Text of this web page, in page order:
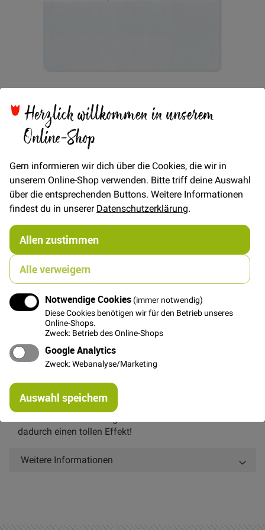
Herzlich willkommen in unserem
Online-Shop
Gern informieren wir dich über die Cookies, die wir in
unserem Online-Shop verwenden. Bitte triff deine Auswahl
über die entsprechenden Buttons. Weitere Informationen
findest du in unsererDatenschutzerklärung.
Allen zustimmen
Alle verweigern
Notwendige Cookies (immer notwendig)
Diese Cookies benötigen wir für den Betrieb unseres
Online-Shops.
Zweck: Betrieb des Online-Shops
Google Analytics
Zweck: Webanalyse/Marketing
Auswahl speichern
Anfang
der
Bildgalerie
springen
Paspel 12mm -
Natur/Schwarz
Verfügbarkeit Auf Lager
1,50 €
€/METER(Freie Eingabe)
Menge
Details
Gesamtbreite ca. 1,2 cm, Paspelbreite ca. 0,6 cm
Die Paspelbänder sind zum Verschönern von Kanten
dadurch einen tollen Effekt!
Weitere Informationen